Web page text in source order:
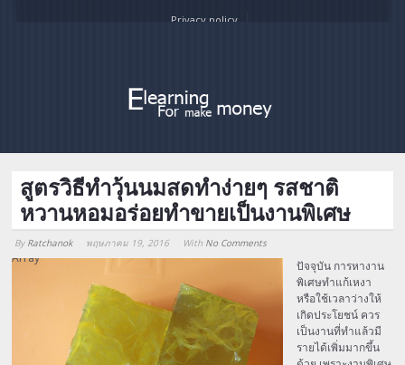
Privacy policy
สูตรวิธีทำวุ้นนมสดทำง่ายๆ รสชาติ
หวานหอมอร่อยทำขายเป็นงานพิเศษ
By Ratchanok พฤษภาคม 19, 2016 With No Comments
Array
ปัจจุบัน การหางาน
พิเศษทำแก้เหงา
หรือใช้เวลาว่างให้
เกิดประโยชน์ ควร
เป็นงานที่ทำแล้วมี
รายได้เพิ่มมากขึ้น